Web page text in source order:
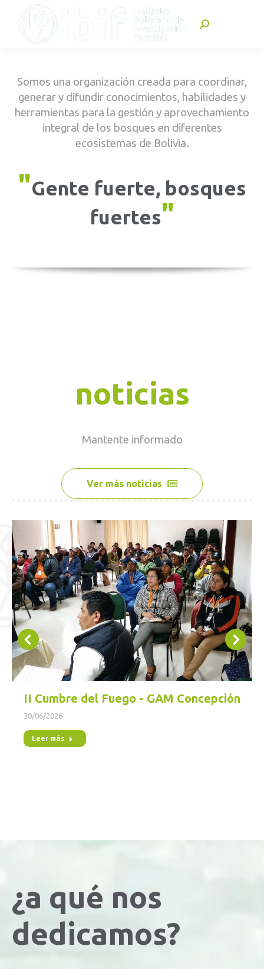
Buscar:
Somos una organización creada para coordinar,
generar y difundir conocimientos, habilidades y
herramientas para la gestión y aprovechamiento
integral de los bosques en diferentes
ecosistemas de Bolivia.
"Gente fuerte, bosques
fuertes"
noticias
Mantente informado
Ver más noticias
II Cumbre del Fuego - GAM Concepción
30/06/2026
Leer más
¿a qué nos
dedicamos?